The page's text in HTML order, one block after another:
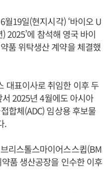
19일(현지시각) ‘바이오 U
2025’에 참석해 영국 바이
품 위탁생산 계약을 체결했
대표이사로 취임한 이후 두
2025년 4월에도 아시아
합체(ADC) 임상용 후보물
.
리스톨스마이어스스큅(BM
품 생산공장을 인수한 이후